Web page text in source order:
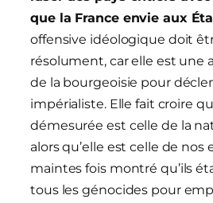
que la France envie aux
offensive idéologique doit
résolument, car elle est une
de la bourgeoisie pour
impérialiste. Elle fait croire
démesurée est celle de la
alors qu’elle est celle de
maintes fois montré qu’ils
tous les génocides pour